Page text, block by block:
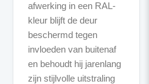
afwerking in een RAL-
kleur blijft de deur
beschermd tegen
invloeden van buitenaf
en behoudt hij jarenlang
zijn stijlvolle uitstraling